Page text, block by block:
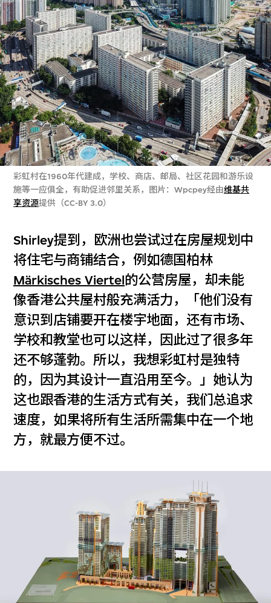
彩虹村在1960年代建成，学校、商店、邮局、社区花园和游乐设
施等一应俱全，有助促进邻里关系，图片：Wpcpey经由维基共
享资源提供（CC-BY 3.0）
Shirley提到，欧洲也尝试过在房屋规划中
将住宅与商铺结合，例如德国柏林
Märkisches Viertel的公营房屋，却未能
像香港公共屋村般充满活力，「他们没有
意识到店铺要开在楼宇地面，还有市场、
学校和教堂也可以这样，因此过了很多年
还不够蓬勃。所以，我想彩虹村是独特
的，因为其设计一直沿用至今。」她认为
这也跟香港的生活方式有关，我们总追求
速度，如果将所有生活所需集中在一个地
方，就最方便不过。